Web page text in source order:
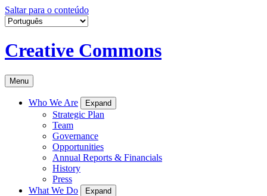
Saltar para o conteúdo
Creative Commons
Menu
Who We Are Expand
Strategic Plan
Team
Governance
Opportunities
Annual Reports & Financials
History
Press
What We Do
Expand